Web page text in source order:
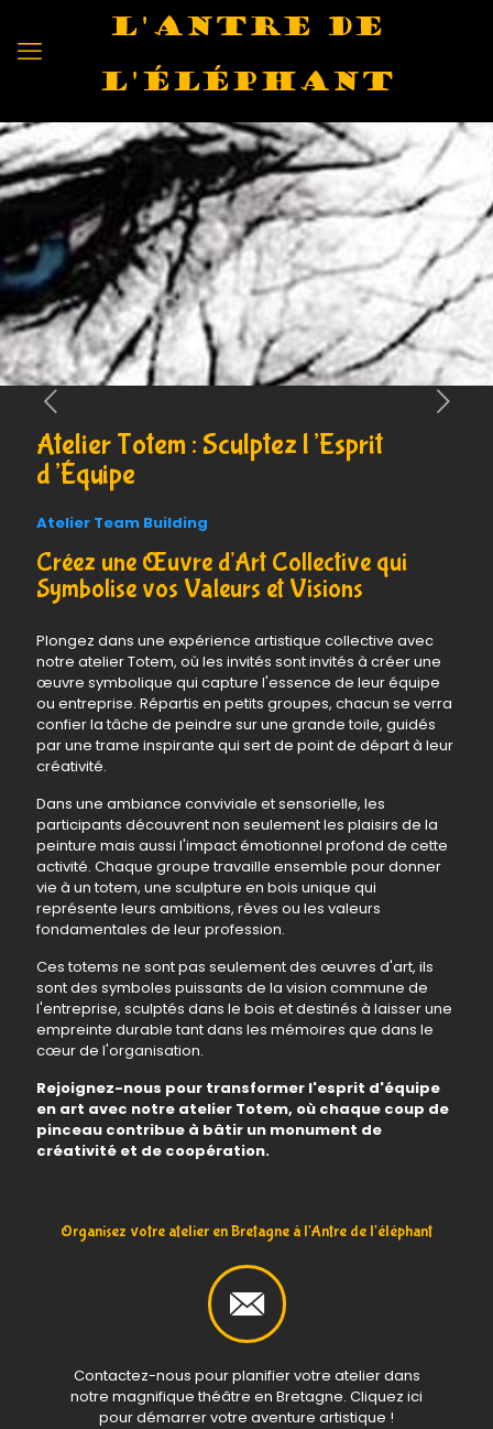
L'antre de
l'éléphant
Atelier Totem : Sculptez l’Esprit
d’Équipe
Atelier Team Building
Créez une Œuvre d'Art Collective qui
Symbolise vos Valeurs et Visions
Plongez dans une expérience artistique collective avec
notre atelier Totem, où les invités sont invités à créer une
œuvre symbolique qui capture l'essence de leur équipe
ou entreprise. Répartis en petits groupes, chacun se verra
confier la tâche de peindre sur une grande toile, guidés
par une trame inspirante qui sert de point de départ à leur
créativité.
Dans une ambiance conviviale et sensorielle, les
participants découvrent non seulement les plaisirs de la
peinture mais aussi l'impact émotionnel profond de cette
activité. Chaque groupe travaille ensemble pour donner
vie à un totem, une sculpture en bois unique qui
représente leurs ambitions, rêves ou les valeurs
fondamentales de leur profession.
Ces totems ne sont pas seulement des œuvres d'art, ils
sont des symboles puissants de la vision commune de
l'entreprise, sculptés dans le bois et destinés à laisser une
empreinte durable tant dans les mémoires que dans le
cœur de l'organisation.
Rejoignez-nous pour transformer l'esprit d'équipe
en art avec notre atelier Totem, où chaque coup de
pinceau contribue à bâtir un monument de
créativité et de coopération.
Organisez votre atelier en Bretagne à l'Antre de l'éléphant
Contactez-nous pour planifier votre atelier dans
notre magnifique théâtre en Bretagne. Cliquez ici
pour démarrer votre aventure artistique !